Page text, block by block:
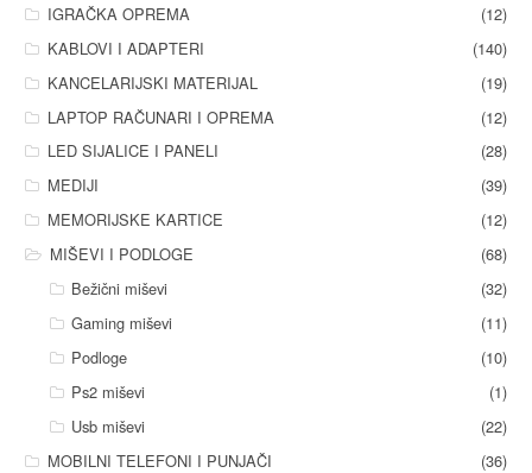
IGRAČKA OPREMA
(12)
KABLOVI I ADAPTERI
(140)
KANCELARIJSKI MATERIJAL
(19)
LAPTOP RAČUNARI I OPREMA
(12)
LED SIJALICE I PANELI
(28)
MEDIJI
(39)
MEMORIJSKE KARTICE
(12)
MIŠEVI I PODLOGE
(68)
Bežični miševi
(32)
Gaming miševi
(11)
Podloge
(10)
Ps2 miševi
(1)
Usb miševi
(22)
MOBILNI TELEFONI I PUNJAČI
(36)